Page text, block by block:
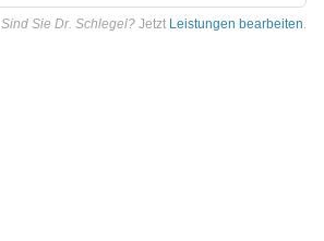
Sind Sie Dr. Schlegel? Jetzt Leistungen bearbeiten.